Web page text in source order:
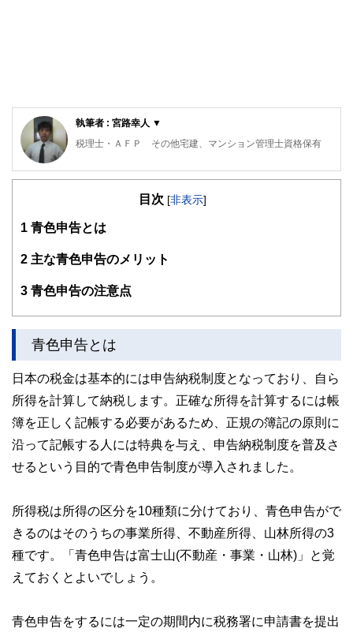
執筆者 : 宮路幸人 ▼
税理士・ＡＦＰ その他宅建、マンション管理士資格保有
不動産・相続に強みがあります。会計事務所勤務が長く実務
るよう日々努力しております。また離島支援活動も積極的に
目次 [非表示]
1 青色申告とは
2 主な青色申告のメリット
3 青色申告の注意点
青色申告とは
日本の税金は基本的には申告納税制度となっており、自ら
所得を計算して納税します。正確な所得を計算するには帳
簿を正しく記帳する必要があるため、正規の簿記の原則に
沿って記帳する人には特典を与え、申告納税制度を普及さ
せるという目的で青色申告制度が導入されました。
所得税は所得の区分を10種類に分けており、青色申告がで
きるのはそのうちの事業所得、不動産所得、山林所得の3
種です。「青色申告は富士山(不動産・事業・山林)」と覚
えておくとよいでしょう。
青色申告をするには一定の期間内に税務署に申請書を提出